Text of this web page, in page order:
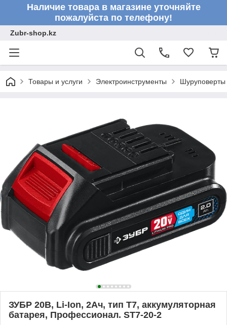
Наличие товара в магазине уточняйте
пожалуйста по телефону!
Zubr-shop.kz
Товары и услуги Электроинструменты Шуруповерты
ЗУБР 20В, Li-Ion, 2Ач, тип T7, аккумуляторная
батарея, Профессионал. ST7-20-2